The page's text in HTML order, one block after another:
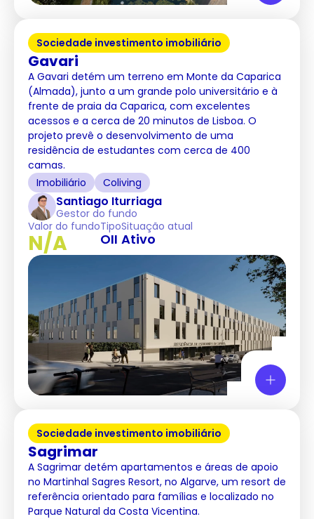
Sociedade investimento imobiliário
Gavari
A Gavari detém um terreno em Monte da Caparica
(Almada), junto a um grande polo universitário e à
frente de praia da Caparica, com excelentes
acessos e a cerca de 20 minutos de Lisboa. O
projeto prevê o desenvolvimento de uma
residência de estudantes com cerca de 400
camas.
Imobiliário
Coliving
Santiago Iturriaga
Gestor do fundo
Valor do fundo
N/A
Tipo
OII
Situação atual
Ativo
Sociedade investimento imobiliário
Sagrimar
A Sagrimar detém apartamentos e áreas de apoio
no Martinhal Sagres Resort, no Algarve, um resort de
referência orientado para famílias e localizado no
Parque Natural da Costa Vicentina.